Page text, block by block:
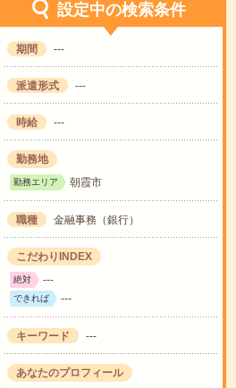
設定中の検索条件
期間 ---
派遣形式 ---
時給 ---
勤務地
勤務エリア 朝霞市
職種 金融事務（銀行）
こだわりINDEX
絶対 ---
できれば ---
キーワード ---
あなたのプロフィール